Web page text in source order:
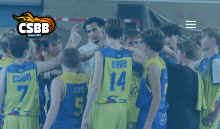
Skip
content